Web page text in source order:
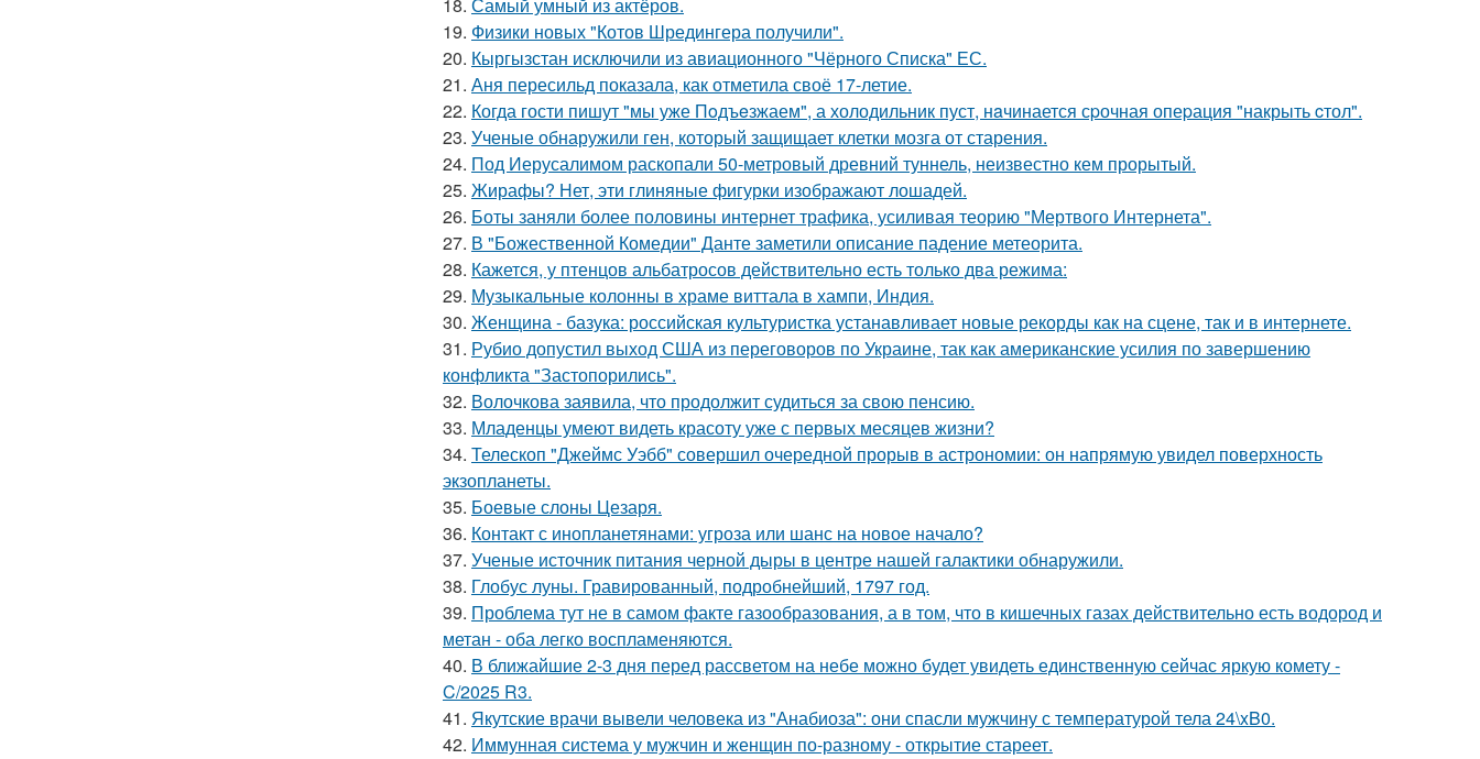
19. Физики новых "Котов Шредингера получили".
20. Кыргызстан исключили из авиационного "Чёрного Списка" ЕС.
21. Аня пересильд показала, как отметила своё 17-летие.
22. Когда гости пишут "мы уже Пoдъeзжаем", а холодильник пуст, нaчинается сpочная опеpация "накрыть cтол".
23. Ученые обнаружили ген, который защищает клетки мозга от старения.
24. Под Иерусалимом раскопали 50-метровый древний туннель, неизвестно кем прорытый.
25. Жирафы? Нет, эти глиняные фигурки изображают лошадей.
26. Боты заняли более половины интернет трафика, усиливая теорию "Мертвого Интернета".
27. В "Божественной Комедии" Данте заметили описание падение метеорита.
28. Кажется, у птенцов альбатросов действительно есть только два режима:
29. Музыкальные колонны в храме виттала в хампи, Индия.
30. Женщина - базука: российская культуристка устанавливает новые рекорды как на сцене, так и в интернете.
31. Рубио допустил выход США из переговоров по Украине, так как американские усилия по завершению
конфликта "Застопорились".
32. Волочкова заявила, что продолжит судиться за свою пенсию.
33. Младенцы умеют видеть красоту уже с первых месяцев жизни?
34. Телескоп "Джеймс Уэбб" совершил очередной прорыв в астрономии: он напрямую увидел поверхность
экзопланеты.
35. Боевые слоны Цезаря.
36. Контакт с инопланетянами: угроза или шанс на новое начало?
37. Ученые источник питания черной дыры в центре нашей галактики обнаружили.
38. Глобус луны. Гравированный, подробнейший, 1797 год.
39. Проблема тут не в самом факте газообразования, а в том, что в кишечных газах действительно есть водород и
метан - оба легко воспламеняются.
40. В ближайшие 2-3 дня перед рассветом на небе можно будет увидеть единственную сейчас яркую комету -
C/2025 R3.
41. Якутские врачи вывели человека из "Анабиоза": они спасли мужчину с температурой тела 24\xB0.
42. Иммунная система у мужчин и женщин по-разному - открытие стареет.